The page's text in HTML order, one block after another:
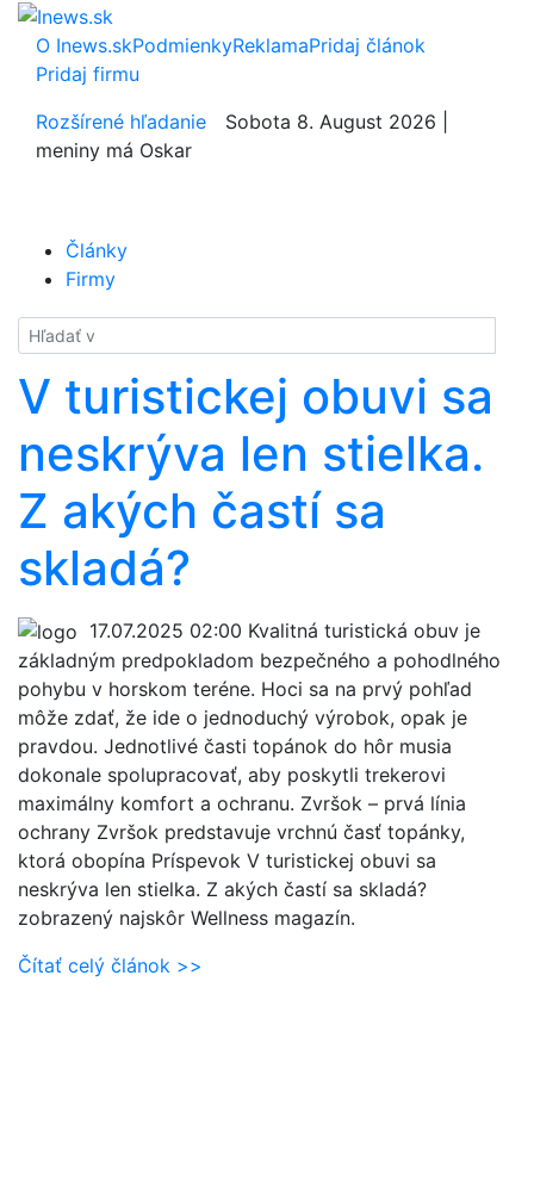
O Inews.skPodmienkyReklamaPridaj článok
Pridaj firmu
Rozšírené hľadanie
Sobota 8. August 2026 |
meniny má Oskar
Články
Firmy
Hladať
V turistickej obuvi sa
neskrýva len stielka.
Z akých častí sa
skladá?
17.07.2025 02:00 Kvalitná turistická obuv je
základným predpokladom bezpečného a pohodlného
pohybu v horskom teréne. Hoci sa na prvý pohľad
môže zdať, že ide o jednoduchý výrobok, opak je
pravdou. Jednotlivé časti topánok do hôr musia
dokonale spolupracovať, aby poskytli trekerovi
maximálny komfort a ochranu. Zvršok – prvá línia
ochrany Zvršok predstavuje vrchnú časť topánky,
ktorá obopína Príspevok V turistickej obuvi sa
neskrýva len stielka. Z akých častí sa skladá?
zobrazený najskôr Wellness magazín.
Čítať celý článok >>